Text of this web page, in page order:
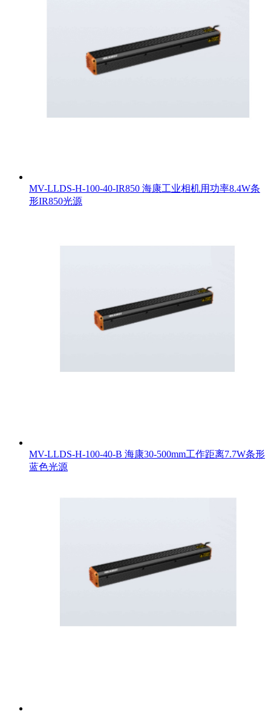
MV-LLDS-H-100-40-IR850 海康工业相机用功率8.4W条
形IR850光源
MV-LLDS-H-100-40-B 海康30-500mm工作距离7.7W条形
蓝色光源